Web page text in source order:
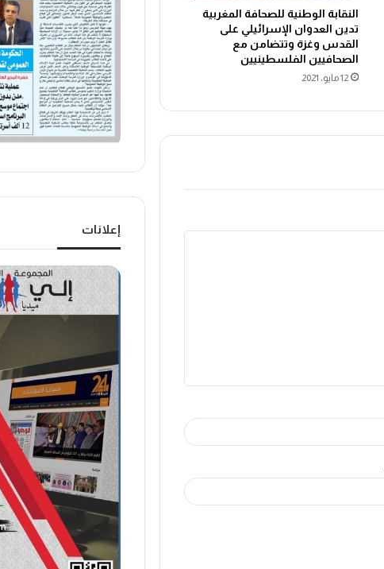
النقابة الوطنية للصحافة المغربية
تدين العدوان الإسرائيلي على
القدس وغزة وتتضامن مع
الصحافيين الفلسطينيين
12 مايو، 2021
إعلانات